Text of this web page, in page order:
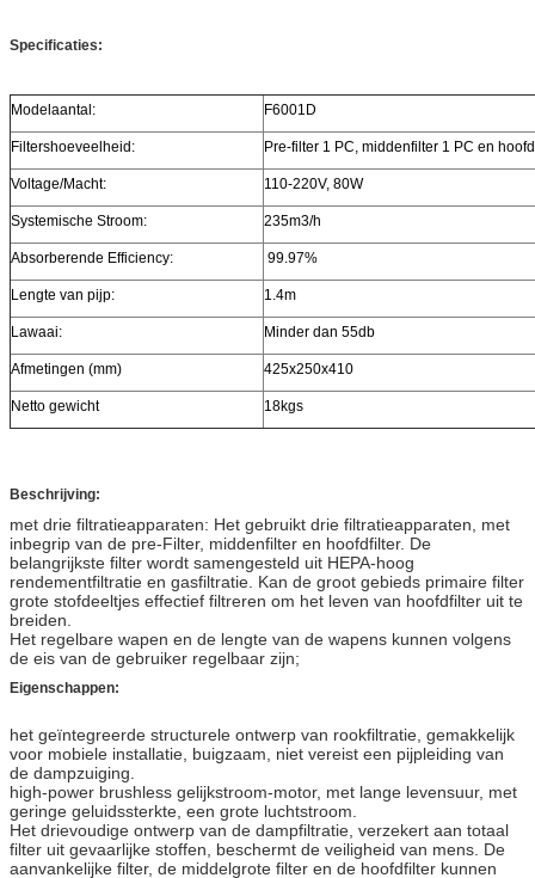
Specificaties:
Modelaantal: F6001D
Filtershoeveelheid: Pre-filter 1 PC, middenfilter 1 PC en
Voltage/Macht: 110-220V, 80W
Systemische Stroom: 235m3/h
Absorberende Efficiency: 99.97%
Lengte van pijp: 1.4m
Lawaai: Minder dan 55db
Afmetingen (mm) 425x250x410
Netto gewicht 18kgs
Beschrijving:
met drie filtratieapparaten: Het gebruikt drie filtratieapparaten, met
inbegrip van de pre-Filter, middenfilter en hoofdfilter. De
belangrijkste filter wordt samengesteld uit HEPA-hoog
rendementfiltratie en gasfiltratie. Kan de groot gebieds primaire filter
grote stofdeeltjes effectief filtreren om het leven van hoofdfilter uit te
breiden.
Het regelbare wapen en de lengte van de wapens kunnen volgens
de eis van de gebruiker regelbaar zijn;
Eigenschappen:
het geïntegreerde structurele ontwerp van rookfiltratie, gemakkelijk
voor mobiele installatie, buigzaam, niet vereist een pijpleiding van
de dampzuiging.
high-power brushless gelijkstroom-motor, met lange levensuur, met
geringe geluidssterkte, een grote luchtstroom.
Het drievoudige ontwerp van de dampfiltratie, verzekert aan totaal
filter uit gevaarlijke stoffen, beschermt de veiligheid van mens. De
aanvankelijke filter, de middelgrote filter en de hoofdfilter kunnen